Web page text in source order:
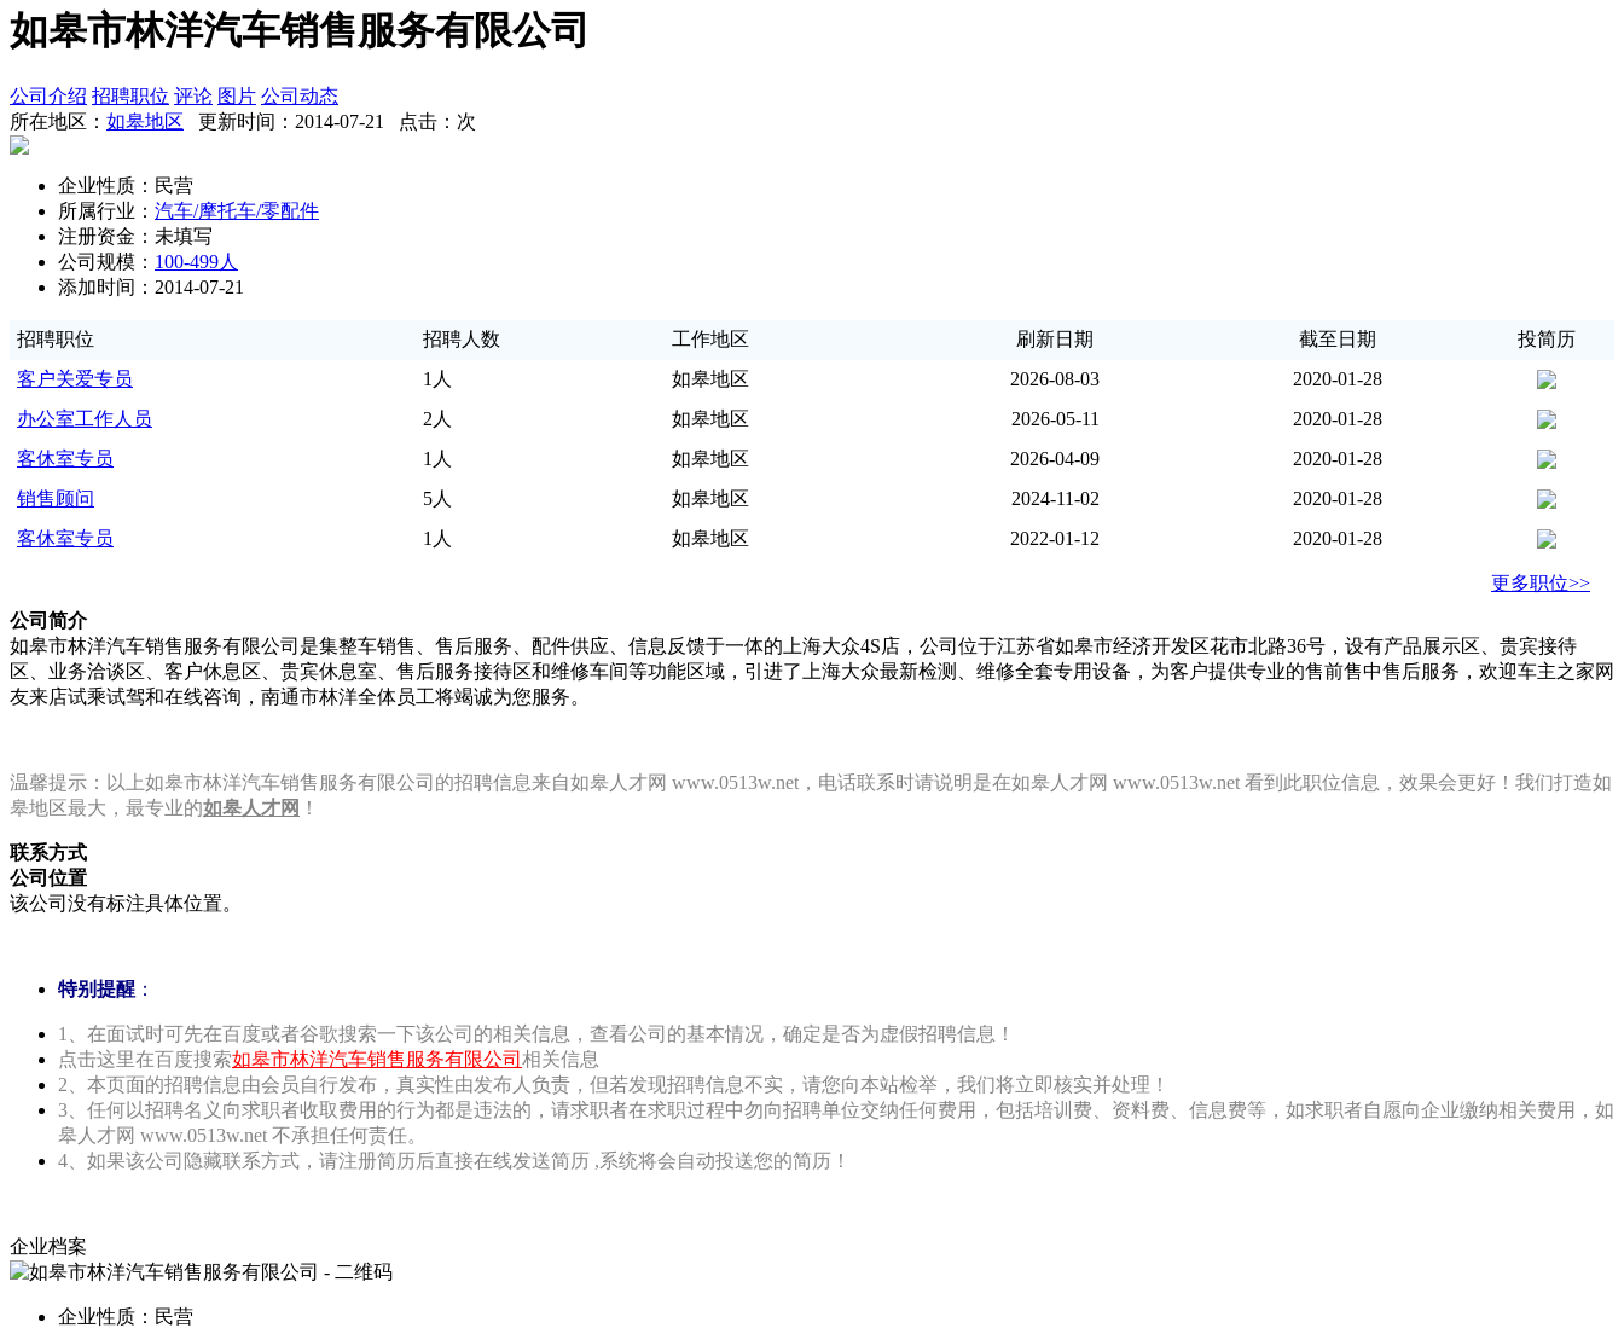
如皋市林洋汽车销售服务有限公司
公司介绍 招聘职位 评论 图片 公司动态
所在地区： 如皋地区 更新时间：2014-07-21 点击： 次
企业性质：民营
所属行业： 汽车/摩托车/零配件
注册资金：未填写
公司规模： 100-499人
添加时间：2014-07-21
招聘职位 招聘人数 工作地区 刷新日期 截至日期
投简历
客户关爱专员
1人 如皋地区 2026-08-03
2020-01-28
办公室工作人员
2人 如皋地区 2026-05-11
2020-01-28
客休室专员
1人 如皋地区 2026-04-09
2020-01-28
销售顾问
5人 如皋地区 2024-11-02
2020-01-28
客休室专员
1人 如皋地区 2022-01-12 2020-01-28
更多职位>>
公司简介
如皋市林洋汽车销售服务有限公司是集整车销售、售后服务、配件供应、信息反馈于一体的上海大众4S店，公司位于江苏省如皋市经济开发区花市北路36号，设有产品展示区、贵宾接待
区、业务洽谈区、客户休息区、贵宾休息室、售后服务接待区和维修车间等功能区域，引进了上海大众最新检测、维修全套专用设备，为客户提供专业的售前售中售后服务，欢迎车主之家网
友来店试乘试驾和在线咨询，南通市林洋全体员工将竭诚为您服务。
温馨提示：以上如皋市林洋汽车销售服务有限公司的招聘信息来自如皋人才网 www.0513w.net，电话联系时请说明是在如皋人才网 www.0513w.net 看到此职位信息，效果会更好！我们打造如
皋地区最大，最专业的如皋人才网 ！
联系方式
公司位置
该公司没有标注具体位置。
特别提醒 ：
1、在面试时可先在百度或者谷歌搜索一下该公司的相关信息，查看公司的基本情况，确定是否为虚假招聘信息！
点击这里在百度搜索如皋市林洋汽车销售服务有限公司 相关信息
2、本页面的招聘信息由会员自行发布，真实性由发布人负责，但若发现招聘信息不实，请您向本站检举，我们将立即核实并处理！
3、任何以招聘名义向求职者收取费用的行为都是违法的，请求职者在求职过程中勿向招聘单位交纳任何费用，包括培训费、资料费、信息费等，如求职者自愿向企业缴纳相关费用，如
皋人才网 www.0513w.net 不承担任何责任。
4、如果该公司隐藏联系方式，请注册简历后直接在线发送简历 ,系统将会自动投送您的简历！
企业档案
企业性质：民营